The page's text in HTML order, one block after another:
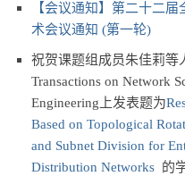
【会议通知】第二十二
术会议通知 (第一轮)
祝贺课题组成员朱佳莉等
Transactions on Network
Engineering上发表题为
Based on Topological
and Subnet Division for
Distribution Networks 的